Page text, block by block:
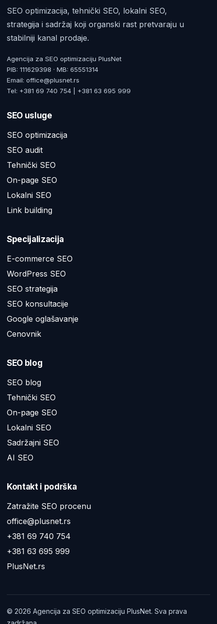
SEO optimizacija, tehnički SEO, lokalni SEO,
strategija i sadržaj koji organski rast pretvaraju u
stabilniji kanal prodaje.
Agencija za SEO optimizaciju PlusNet
PIB: 111629398 · MB: 65551314
Email: office@plusnet.rs
Tel: +381 69 740 754 | +381 63 695 999
SEO usluge
SEO optimizacija
SEO audit
Tehnički SEO
On-page SEO
Lokalni SEO
Link building
Specijalizacija
E-commerce SEO
WordPress SEO
SEO strategija
SEO konsultacije
Google oglašavanje
Cenovnik
SEO blog
SEO blog
Tehnički SEO
On-page SEO
Lokalni SEO
Sadržajni SEO
AI SEO
Kontakt i podrška
Zatražite SEO procenu
office@plusnet.rs
+381 69 740 754
+381 63 695 999
PlusNet.rs
© 2026 Agencija za SEO optimizaciju PlusNet. Sva prava